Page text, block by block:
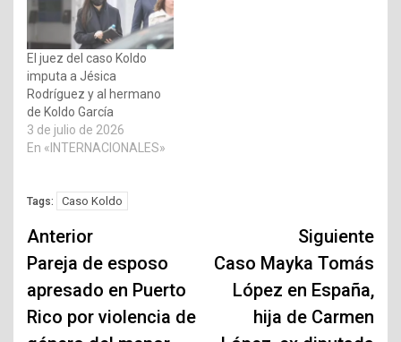
El juez del caso Koldo
imputa a Jésica
Rodríguez y al hermano
de Koldo García
3 de julio de 2026
En «INTERNACIONALES»
Tags: Caso Koldo
Navegación
de
entradas
Anterior
Pareja de esposo
apresado en Puerto
Rico por violencia de
Siguiente
Caso Mayka Tomás
López en España,
hija de Carmen